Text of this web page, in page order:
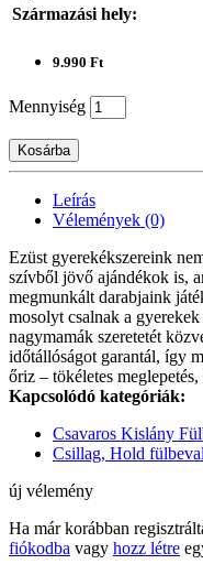
Származási hely:
9.990 Ft
Mennyiség
Kosárba
Leírás
Vélemények (0)
Ezüst gyerekékszereink
szívből jövő ajándékok is,
megmunkált darabjaink
mosolyt csalnak a
nagymamák szeretetét
időtállóságot garantál, így
őriz – tökéletes
Kapcsolódó kategóriák:
Csavaros Kislány
Csillag, Hold
új vélemény
Ha már korábban
fiókodba vagy hozz létre